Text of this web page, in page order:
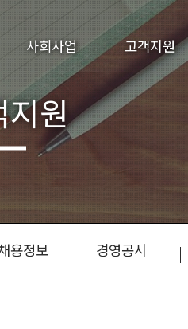
사회사업 고객지원
지원
용정보 경영공시